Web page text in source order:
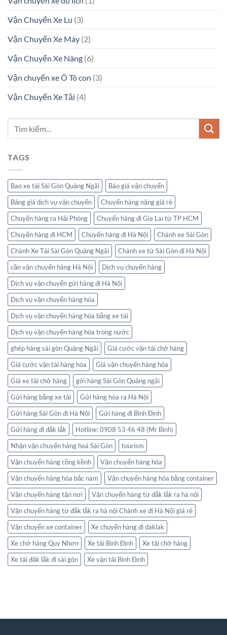
Vận Chuyển Xe Lu (3)
Vận Chuyển Xe Máy (2)
Vận Chuyển Xe Nâng (6)
Vận chuyển xe Ô Tô con (3)
Vận Chuyển Xe Tải (4)
TAGS
Bao xe tải Sài Gòn Quảng Ngãi
Báo giá vận chuyển
Bảng giá dịch vụ vận chuyển
Chuyển hàng nặng giá rẻ
Chuyển hàng ra Hải Phòng
Chuyển hàng đi Gia Lai từ TP HCM
Chuyển hàng đi HCM
Chuyển hàng đi Hà Nội
Chành xe Sài Gòn
Chành Xe Tải Sài Gòn Quảng Ngãi
Chành xe từ Sài Gòn đi Hà Nội
cần vận chuyển hàng Hà Nội
Dịch vụ chuyển hàng
Dịch vụ vận chuyển gửi hàng đi Hà Nội
Dịch vụ vận chuyển hàng hóa
Dịch vụ vận chuyển hàng hóa bằng xe tải
Dịch vụ vận chuyển hàng hóa trong nước
ghép hàng sài gòn Quảng Ngãi
Giá cước vận tải chở hàng
Giá cước vận tải hàng hóa
Giá vận chuyển hàng hóa
Giá xe tải chở hàng
gởi hàng Sài Gòn Quảng ngãi
Gửi hàng bằng xe tải
Gửi hàng hóa ra Hà Nội
Gửi hàng Sài Gòn đi Hà Nội
Gửi hàng đi Bình Định
Gửi hàng đi đắk lắk
Hotline: 0908 53 46 48 (Mr Bình)
Nhận vận chuyển hàng hoá Sài Gòn
tourism
Vận chuyển hàng cồng kềnh
Vận chuyển hàng hóa
Vận chuyển hàng hóa bắc nam
Vận chuyển hàng hóa bằng container
Vận chuyển hàng tận nơi
Vận chuyển hàng từ đắk lắk ra hà nội
Vận chuyển hàng từ đắk lắk ra hà nội Chành xe đi Hà Nội giá rẻ
Vận chuyển xe container
Xe chuyển hàng đi daklak
Xe chở hàng Quy Nhơn
Xe tải Bình Định
Xe tải chở hàng
Xe tải đăk lắk đi sài gòn
Xe vận tải Bình Định